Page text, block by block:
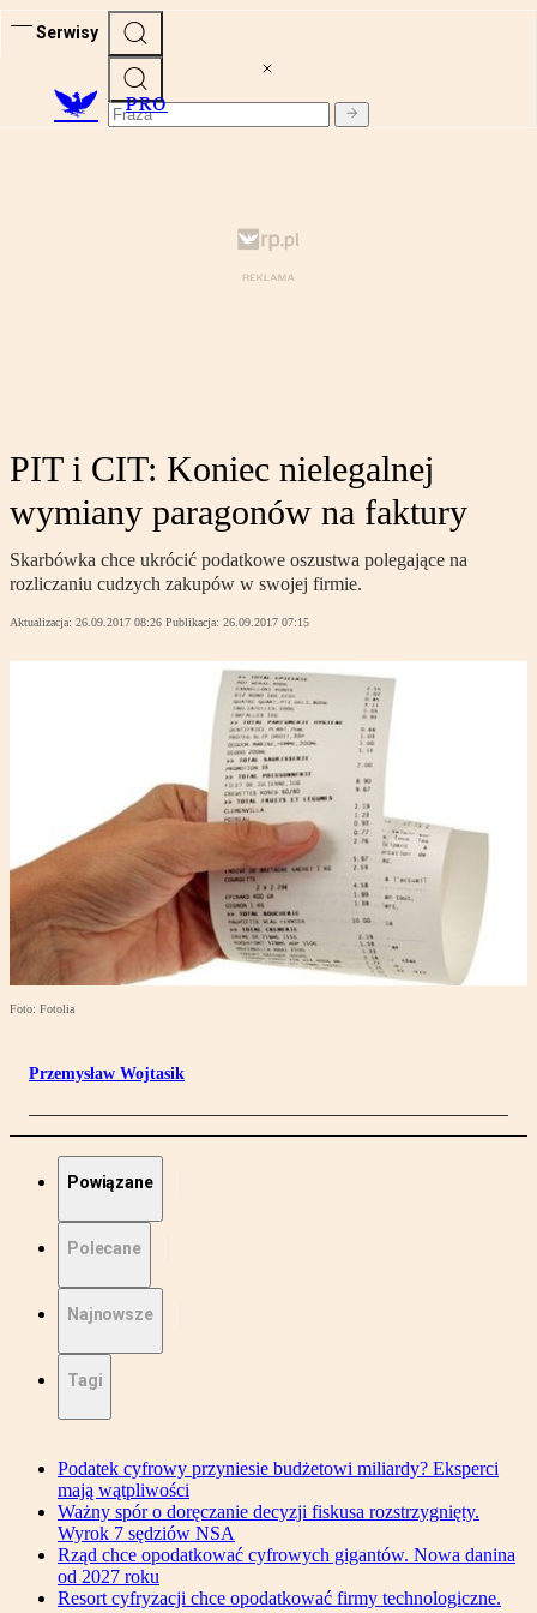
Serwisy
PRO
PIT i CIT: Koniec nielegalnej
wymiany paragonów na faktury
Skarbówka chce ukrócić podatkowe oszustwa polegające na
rozliczaniu cudzych zakupów w swojej firmie.
Aktualizacja: 26.09.2017 08:26 Publikacja: 26.09.2017 07:15
Foto: Fotolia
Przemysław Wojtasik
Powiązane
Polecane
Najnowsze
Tagi
Podatek cyfrowy przyniesie budżetowi miliardy? Eksperci
mają wątpliwości
Ważny spór o doręczanie decyzji fiskusa rozstrzygnięty.
Wyrok 7 sędziów NSA
Rząd chce opodatkować cyfrowych gigantów. Nowa danina
od 2027 roku
Resort cyfryzacji chce opodatkować firmy technologiczne.